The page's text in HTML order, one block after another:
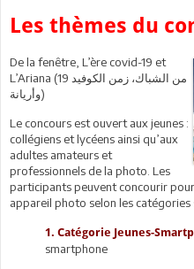
Les thèmes du
De la fenêtre, L’ère covid-19 et
L’Ariana (من الشباك، زمن الكوفيد 19
وأريانة)
Le concours est ouvert aux jeunes :
collégiens et lycéens ainsi qu’aux
adultes amateurs et
professionnels de la photo. Les
participants peuvent concourir
appareil photo selon les catégories
1. Catégorie Jeunes-
smartphone